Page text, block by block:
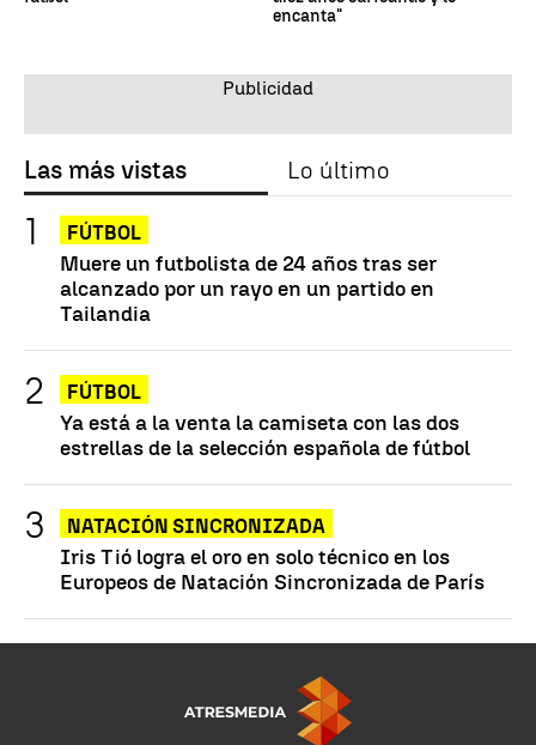
encanta"
Las más vistas Lo último
FÚTBOL
Muere un futbolista de 24 años tras ser
alcanzado por un rayo en un partido en
Tailandia
FÚTBOL
Ya está a la venta la camiseta con las dos
estrellas de la selección española de fútbol
NATACIÓN SINCRONIZADA
Iris Tió logra el oro en solo técnico en los
Europeos de Natación Sincronizada de París